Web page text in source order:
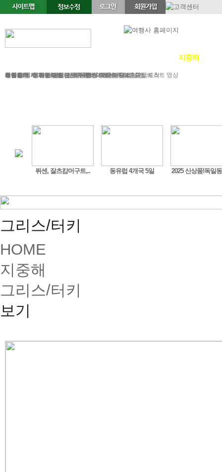
서유럽 동유럽/발칸 동서유럽 런던/파리 출발,도착
부활절 성탄절/연말연시 이벤트/시즌투어
북유럽/러시아 아이슬란드 Fire & Ice
지중해
그리스/터키 스페인/포르투갈 이집트
한국/미국 테마여행 허니문 레저 맞춤여행
박람회 해외연수 전시/공연 VIP 의전
독일여행 가이드&차량 예약 대행 서비스
항공.호텔.열차
여행후기 포토앨범 여행정보 가이드 컬럼 베스트 영상
예약문의 자주하는 질문 승차장소 공지사항
2025 신상품!독일
퓌센, 잘츠캄머구트,.. 동유럽 4개국 5일
그리스/터키
HOME
지중해
그리스/터키
보기